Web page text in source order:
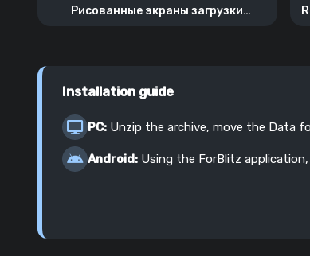
Рисованные экраны загрузки
Installation guide
PC: Unzip the archive, move the Data
Android: Using the ForBlitz